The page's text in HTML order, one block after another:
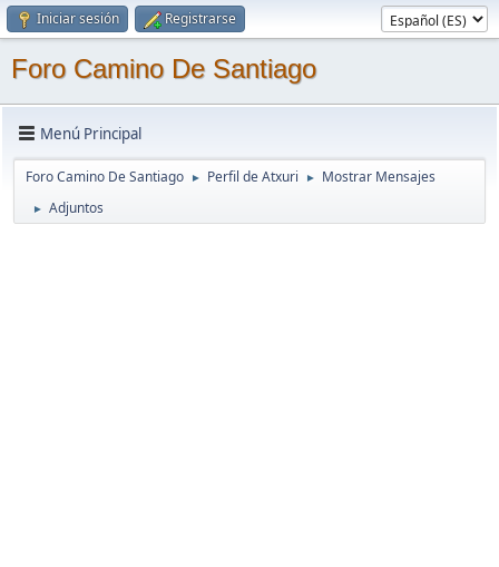
Iniciar sesión Registrarse
Foro Camino De Santiago
Menú Principal
Foro Camino De Santiago ► Perfil de Atxuri ► Mostrar Mensajes
► Adjuntos